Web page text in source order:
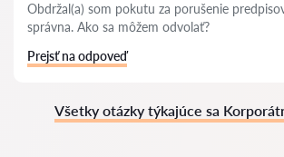
Obdržal(a) som pokutu za porušenie
správna. Ako sa môžem odvolať?
Prejsť na odpoveď
Všetky otázky týkajúce sa